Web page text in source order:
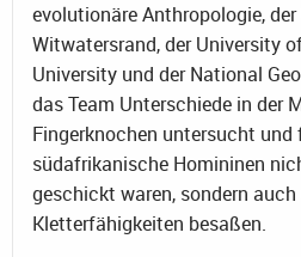
evolutionäre Anthropologie,
Witwatersrand, der University
University und der National
das Team Unterschiede in der
Fingerknochen untersucht
südafrikanische Homininen
geschickt waren, sondern
Kletterfähigkeiten besaßen.